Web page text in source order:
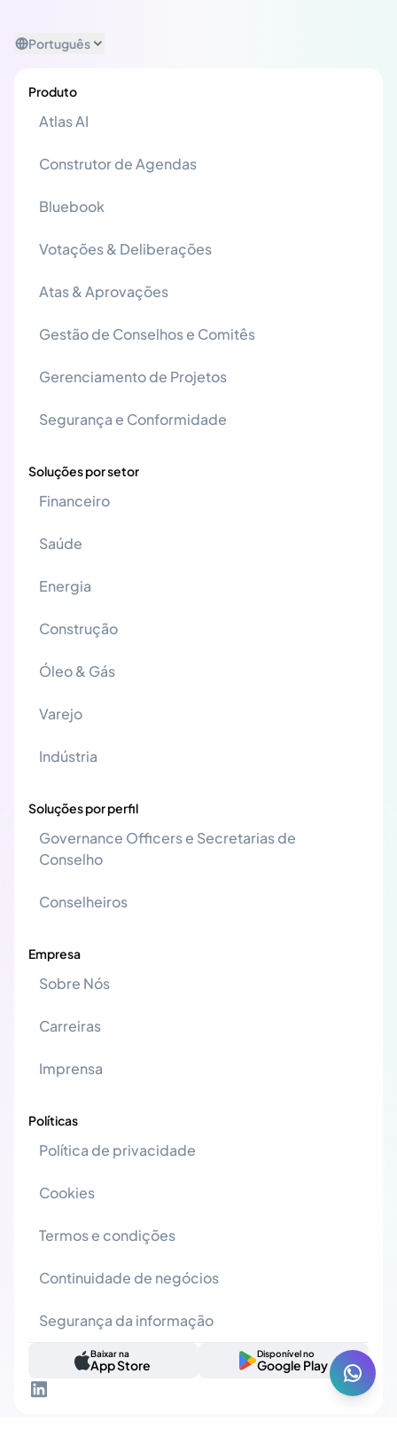
Português
Produto
Atlas AI
Construtor de Agendas
Bluebook
Votações & Deliberações
Atas & Aprovações
Gestão de Conselhos e Comitês
Gerenciamento de Projetos
Segurança e Conformidade
Soluções por setor
Financeiro
Saúde
Energia
Construção
Óleo & Gás
Varejo
Indústria
Soluções por perfil
Governance Officers e Secretarias de
Conselho
Conselheiros
Empresa
Sobre Nós
Carreiras
Imprensa
Políticas
Política de privacidade
Cookies
Termos e condições
Continuidade de negócios
Segurança da informação
Baixar na
App Store
Disponível no
Google Play